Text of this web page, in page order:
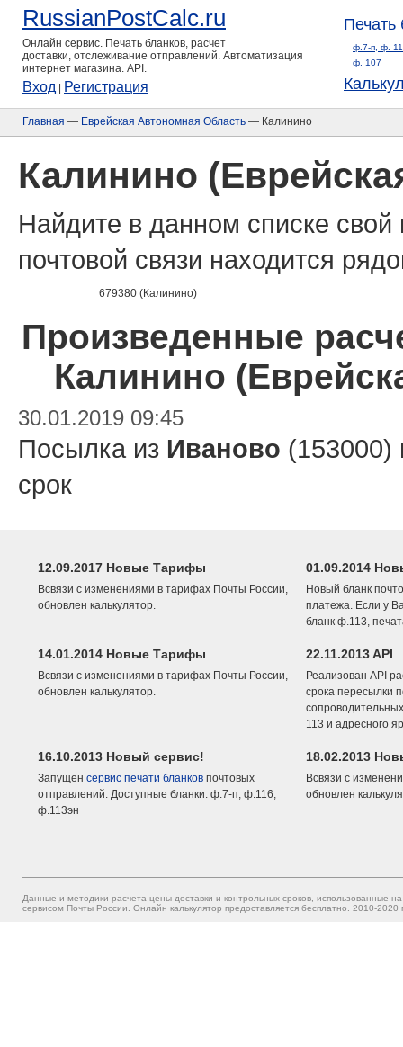
RussianPostCalc.ru
Онлайн сервис. Печать бланков, расчет
доставки, отслеживание отправлений. Автоматизация
интернет магазина. API.
Вход Регистрация
Печать
ф.7-п, ф.
ф. 107
Главная — Еврейская Автономная Область — Калинино
Калинино
Найдите в данном списке
почтовой связи находится
679380 (Калинино)
Произведенные
Калинино
30.01.2019 09:45
Посылка из Иваново
срок
12.09.2017 Новые Тарифы
Всвязи с изменениями в тарифах Почты России,
обновлен калькулятор.
01.09.2014
Новый бланк
платежа. Если у
бланк ф.113,
14.01.2014 Новые Тарифы
Всвязи с изменениями в тарифах Почты России,
обновлен калькулятор.
22.11.2013 API
Реализован API
срока пересылки
113 и адресного
16.10.2013 Новый сервис!
Запущен сервис печати бланков почтовых
отправлений. Доступные бланки: ф.7-п, ф.116,
ф.113эн
18.02.2013
Всвязи с
обновлен
Данные и методики расчета цены доставки и контрольных сроков, использованные
сервисом Почты России. Онлайн калькулятор предоставляется бесплатно. 2010-2020